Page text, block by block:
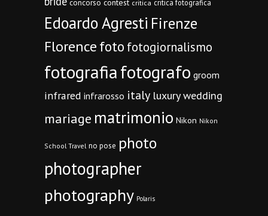
concorso contest critica critica fotografica
Edoardo Agresti Firenze
Florencefoto fotogiornalismo
fotografiafotografo groom
infrared infrarosso italy luxury wedding
mariage matrimonio Nikon Nikon
School Travel no pose photo
photographer
photography Polaris